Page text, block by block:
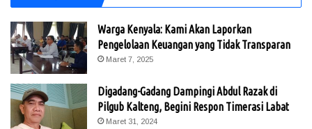
Warga Kenyala: Kami Akan Laporkan
Pengelolaan Keuangan yang Tidak Transparan
Maret 7, 2025
Digadang-Gadang Dampingi Abdul Razak di
Pilgub Kalteng, Begini Respon Timerasi Labat
Maret 31, 2024